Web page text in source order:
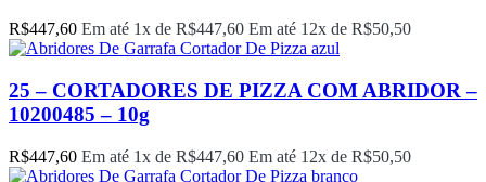
R$447,60 Em até 1x de R$447,60 Em até 12x de R$50,50
25 – CORTADORES DE PIZZA COM ABRIDOR –
10200485 – 10g
R$447,60 Em até 1x de R$447,60 Em até 12x de R$50,50